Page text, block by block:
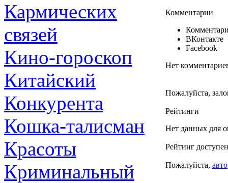
Кармических
связей
Кино-гороскоп
Китайский
Конкурента
Кошка-талисман
Красоты
Криминальный
Комментарии
ВКонтакте
Facebook
Нет
Пожалуйста,
Рейтинги
Нет данных для
Рейтинг
Пожалуйста,